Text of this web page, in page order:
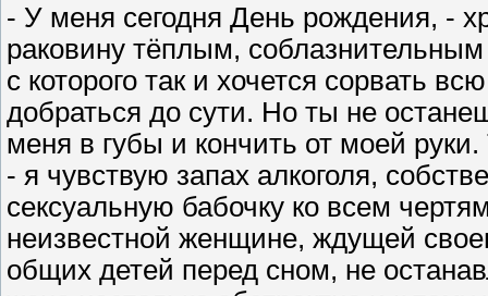
- У меня сегодня День рождения, -
раковину тёплым,
с которого так и хочется сорвать
добраться до сути. Но ты не
меня в губы и кончить от моей
- я чувствую запах алкоголя,
сексуальную бабочку ко всем
неизвестной женщине, ждущей
общих детей перед сном, не